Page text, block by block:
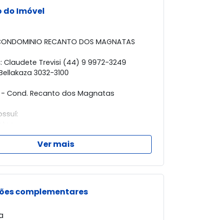
do Imóvel
RECANTO DOS MAGNATAS
Claudete Trevisi (44) 9 9972-3249
3032-3100
- Cond. Recanto dos Magnatas
armários
sendo uma suíte
sala de estar
despensa, banheiro e área de serviço
coberta
e marque sua visita!
Ver mais
complementares